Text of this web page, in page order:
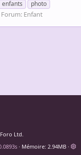
enfants
photo
Forum: Enfant
Ltd.
Mémoire 2.94MB